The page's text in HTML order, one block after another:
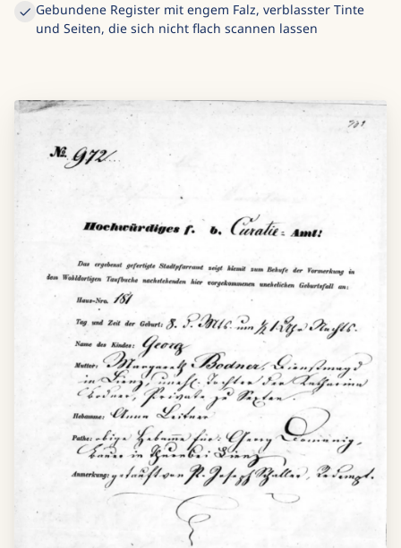
Gebundene Register mit engem Falz, verblasster Tinte
und Seiten, die sich nicht flach scannen lassen